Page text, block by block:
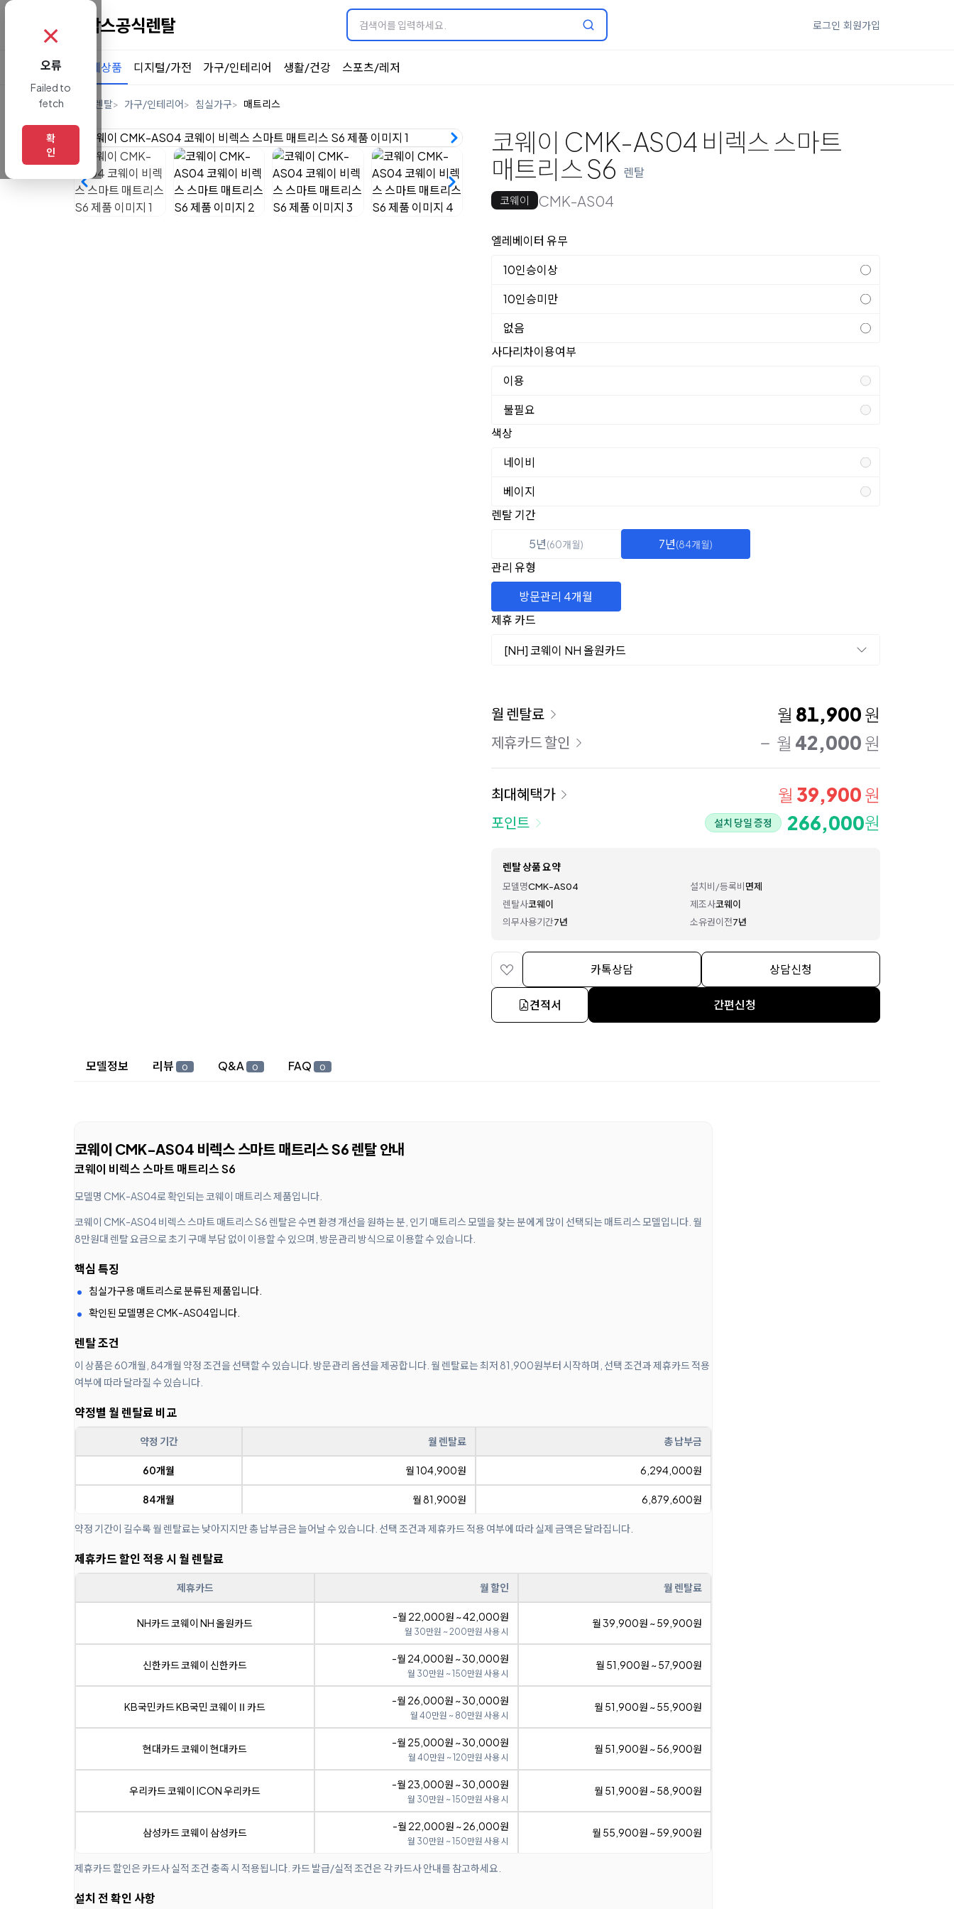
로그인 회원가입
전체상품 디지털/가전 가구/인테리어 생활/건강 스포츠/레저
렌탈 가구/인테리어 침실가구 매트리스
코웨이 CMK-AS04 비렉스 스마트
매트리스 S6 렌탈
코웨이 CMK-AS04
옵션 선택
엘레베이터 유무
10인승이상
10인승미만
없음
사다리차이용여부
이용
불필요
색상
네이비
베이지
렌탈 선택
렌탈 기간
5년(60개월) 7년(84개월)
관리 유형
방문관리 4개월
제휴 카드
[NH] 코웨이 NH 올원카드
이용 요금
월 렌탈료 월 81,900 원
제휴카드 할인 월 42,000 원
최대혜택가 월 39,900 원
포인트 설치 당일 증정 266,000원
렌탈 상품 요약
모델명CMK-AS04 설치비/등록비면제
렌탈사코웨이 제조사코웨이
의무사용기간7년 소유권이전7년
카톡상담 상담신청
견적서 간편신청
상세 정보
모델정보 리뷰 0 Q&A 0 FAQ 0
코웨이 CMK-AS04 비렉스 스마트 매트리스 S6 렌탈 안내
코웨이 비렉스 스마트 매트리스 S6
모델명 CMK-AS04로 확인되는 코웨이 매트리스 제품입니다.
코웨이 CMK-AS04 비렉스 스마트 매트리스 S6 렌탈은 수면 환경 개선을 원하는 분, 인기 매트리스 모델을 찾는 분에게 많이 선택되는 매트리스 모델입니다. 월
8만원대 렌탈 요금으로 초기 구매 부담 없이 이용할 수 있으며, 방문관리 방식으로 이용할 수 있습니다.
핵심 특징
침실가구용 매트리스로 분류된 제품입니다.
확인된 모델명은 CMK-AS04입니다.
렌탈 조건
이 상품은 60개월, 84개월 약정 조건을 선택할 수 있습니다. 방문관리 옵션을 제공합니다. 월 렌탈료는 최저 81,900원부터 시작하며, 선택 조건과 제휴카드 적용
여부에 따라 달라질 수 있습니다.
약정별 월 렌탈료 비교
약정 기간 월 렌탈료 총 납부금
60개월 월 104,900원 6,294,000원
84개월 월 81,900원 6,879,600원
약정 기간이 길수록 월 렌탈료는 낮아지지만 총 납부금은 늘어날 수 있습니다. 선택 조건과 제휴카드 적용 여부에 따라 실제 금액은 달라집니다.
제휴카드 할인 적용 시 월 렌탈료
제휴카드 월 할인 월 렌탈료
NH카드 코웨이 NH 올원카드 -월 22,000원 ~ 42,000원
월 30만원 ~ 200만원 사용 시
월 39,900원 ~ 59,900원
신한카드 코웨이 신한카드 -월 24,000원 ~ 30,000원
월 30만원 ~ 150만원 사용 시
월 51,900원 ~ 57,900원
KB국민카드 KB국민 코웨이Ⅱ카드 -월 26,000원 ~ 30,000원
월 40만원 ~ 80만원 사용 시
월 51,900원 ~ 55,900원
현대카드 코웨이 현대카드 -월 25,000원 ~ 30,000원
월 40만원 ~ 120만원 사용 시
월 51,900원 ~ 56,900원
우리카드 코웨이 ICON 우리카드 -월 23,000원 ~ 30,000원
월 30만원 ~ 150만원 사용 시
월 51,900원 ~ 58,900원
삼성카드 코웨이 삼성카드 -월 22,000원 ~ 26,000원
월 30만원 ~ 150만원 사용 시
월 55,900원 ~ 59,900원
제휴카드 할인은 카드사 실적 조건 충족 시 적용됩니다. 카드 발급/실적 조건은 각 카드사 안내를 참고하세요.
설치 전 확인 사항
✗
오류
Failed to
fetch
확
인